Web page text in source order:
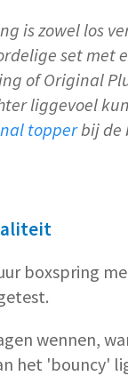
is zowel los
set met
of Original
liggevoel
topperbij de
boxspring
wennen,
het 'bouncy'